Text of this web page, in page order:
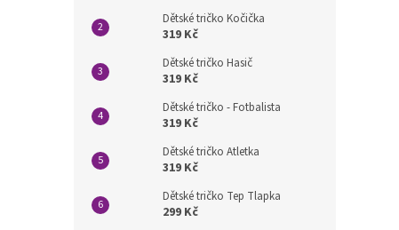
Dětské tričko Kočička
319 Kč
Dětské tričko Hasič
319 Kč
Dětské tričko - Fotbalista
319 Kč
Dětské tričko Atletka
319 Kč
Dětské tričko Tep Tlapka
299 Kč